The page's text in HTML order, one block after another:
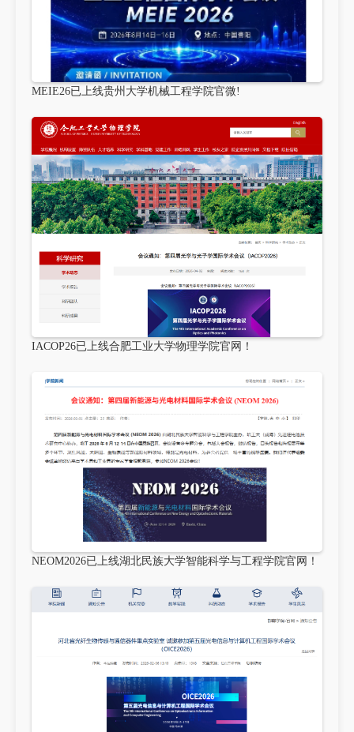
MEIE26已上线贵州大学机械工程学院官微!
IACOP26已上线合肥工业大学物理学院官网！
NEOM2026已上线湖北民族大学智能科学与工程学院官网！